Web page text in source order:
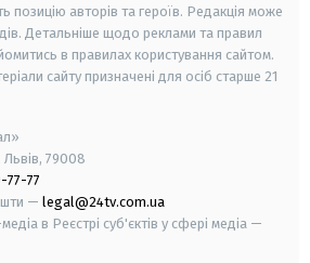
позицію авторів та героїв. Редакція може
Детальніше щодо реклами та правил
в правилах користування сайтом.
сайту призначені для осіб старше 21
Львів, 79008
77-77
— legal@24tv.com.ua
в Реєстрі суб'єктів у сфері медіа —